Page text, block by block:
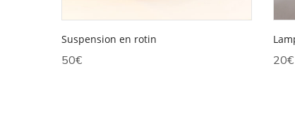
Suspension en rotin
50€ 20€